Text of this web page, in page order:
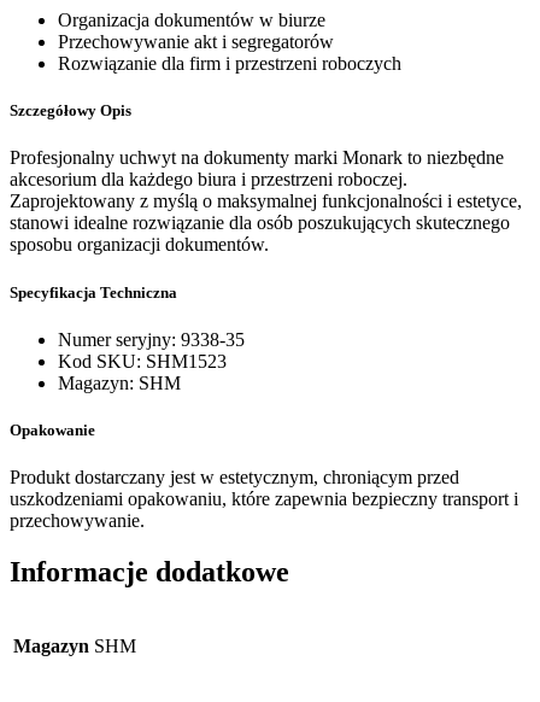
Organizacja dokumentów w biurze
Przechowywanie akt i segregatorów
Rozwiązanie dla firm i przestrzeni roboczych
Szczegółowy Opis
Profesjonalny uchwyt na dokumenty marki Monark to niezbędne
akcesorium dla każdego biura i przestrzeni roboczej.
Zaprojektowany z myślą o maksymalnej funkcjonalności i estetyce,
stanowi idealne rozwiązanie dla osób poszukujących skutecznego
sposobu organizacji dokumentów.
Specyfikacja Techniczna
Numer seryjny: 9338-35
Kod SKU: SHM1523
Magazyn: SHM
Opakowanie
Produkt dostarczany jest w estetycznym, chroniącym przed
uszkodzeniami opakowaniu, które zapewnia bezpieczny transport i
przechowywanie.
Informacje dodatkowe
Magazyn SHM